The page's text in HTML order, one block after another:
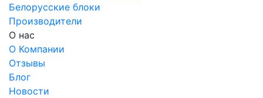
Белорусские блоки
Производители
О нас
О Компании
Отзывы
Блог
Новости